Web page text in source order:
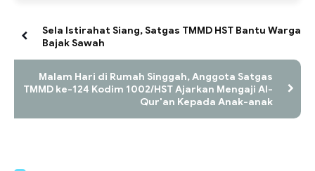
Sela Istirahat Siang, Satgas TMMD HST Bantu Warga
Bajak Sawah
Malam Hari di Rumah Singgah, Anggota Satgas
TMMD ke-124 Kodim 1002/HST Ajarkan Mengaji Al-
Qur'an Kepada Anak-anak